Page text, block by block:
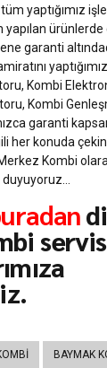
yaptığımız
yapılan ürünlerde
garanti
Kombi
Kombi
garanti
her konuda
Kombi
BAYMAK